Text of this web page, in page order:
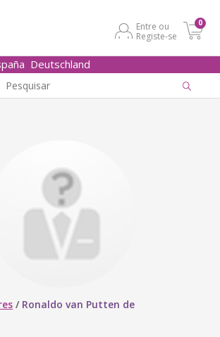
Entre ou
Registe-se
0
Deutschland
/ Ronaldo van Putten de